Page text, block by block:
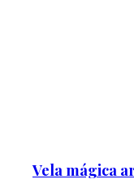
Vela mágica